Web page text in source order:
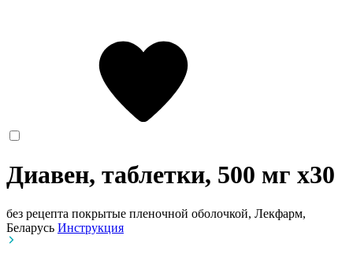
Диавен, таблетки, 500 мг x30
без рецепта покрытые пленочной оболочкой, Лекфарм,
Беларусь Инструкция